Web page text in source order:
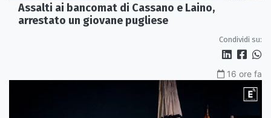
Assalti ai bancomat di Cassano e Laino,
arrestato un giovane pugliese
Condividi su:
16 ore fa